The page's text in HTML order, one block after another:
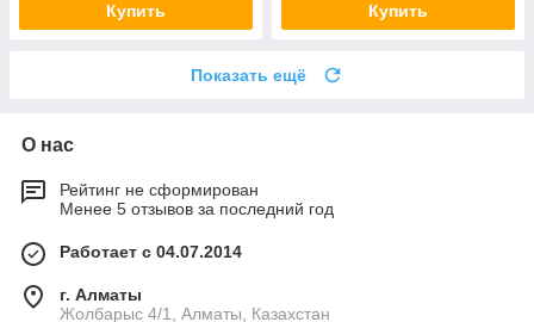
Купить Купить
Показать ещё
О нас
Рейтинг не сформирован
Менее 5 отзывов за последний год
Работает с 04.07.2014
г. Алматы
Жолбарыс 4/1, Алматы, Казахстан